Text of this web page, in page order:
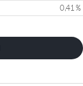
0,41 %